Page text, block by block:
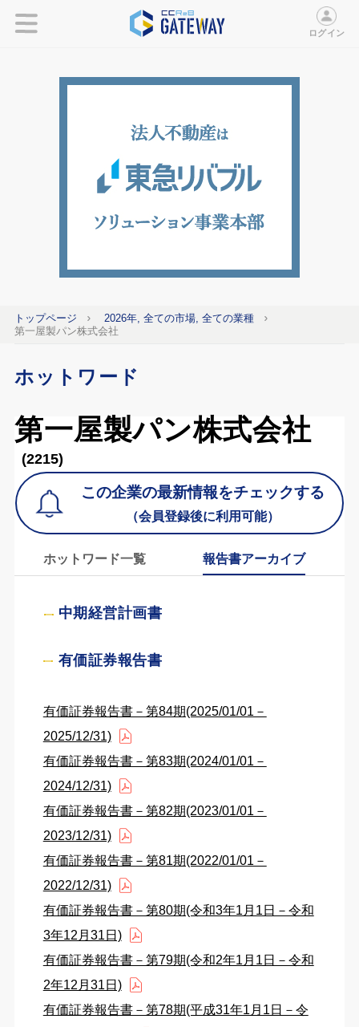
ログイン
トップページ
2026年, 全ての市場, 全ての業種
第一屋製パン株式会社
ホットワード
第一屋製パン株式会社
(2215)
この企業の最新情報をチェックする
（会員登録後に利用可能）
ホットワード一覧 報告書アーカイブ
中期経営計画書
有価証券報告書
有価証券報告書－第84期(2025/01/01－
2025/12/31)
有価証券報告書－第83期(2024/01/01－
2024/12/31)
有価証券報告書－第82期(2023/01/01－
2023/12/31)
有価証券報告書－第81期(2022/01/01－
2022/12/31)
有価証券報告書－第80期(令和3年1月1日－令和
3年12月31日)
有価証券報告書－第79期(令和2年1月1日－令和
2年12月31日)
有価証券報告書－第78期(平成31年1月1日－令